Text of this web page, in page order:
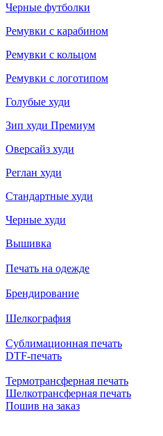
Черные футболки
Ремувки с карабином
Ремувки с кольцом
Ремувки с логотипом
Голубые худи
Зип худи Премиум
Оверсайз худи
Реглан худи
Стандартные худи
Черные худи
Вышивка
Печать на одежде
Брендирование
Шелкография
Сублимационная печать
DTF-печать
Термотрансферная печать
Шелкотрансферная печать
Пошив на заказ